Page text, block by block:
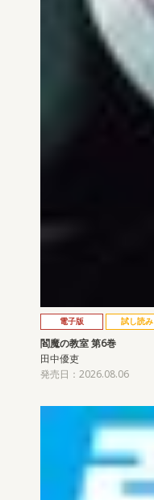
電子版 試し読み
閻魔の教室 第6巻
田中優吏
発売日：2026.08.06